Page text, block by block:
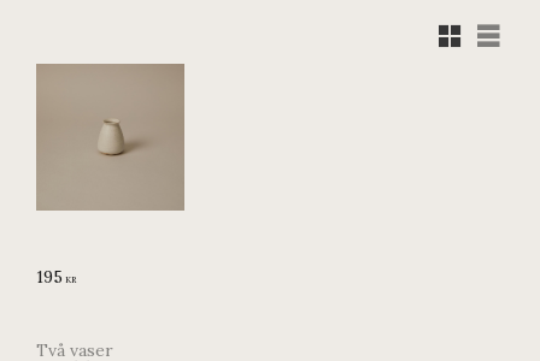
Rutnätsvy
Listvy
195 KR
Två vaser